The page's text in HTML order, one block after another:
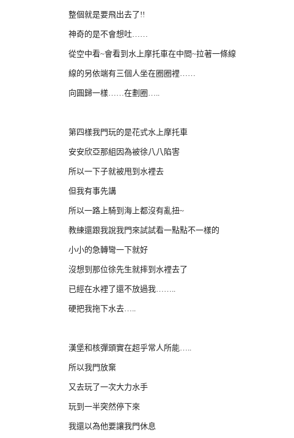
整個就是要飛出去了!!
神奇的是不會想吐……
從空中看~會看到水上摩托車在中間~拉著一條線
線的另依端有三個人坐在圈圈裡……
向圓歸一樣……在劃圈…..
第四樣我門玩的是花式水上摩托車
安安欣亞那組因為被徐八八陷害
所以一下子就被甩到水裡去
但我有事先講
所以一路上騎到海上都沒有亂扭~
教練還跟我說我門來試試看一點點不一樣的
小小的急轉彎一下就好
沒想到那位徐先生就摔到水裡去了
已經在水裡了還不放過我……..
硬把我拖下水去…..
漢堡和核彈頭實在超乎常人所能…..
所以我門放棄
又去玩了一次大力水手
玩到一半突然停下來
我還以為他要讓我門休息